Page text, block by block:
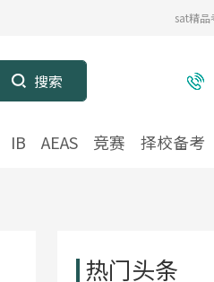
sat精品
IB AEAS 竞赛 择校备考
热门头条